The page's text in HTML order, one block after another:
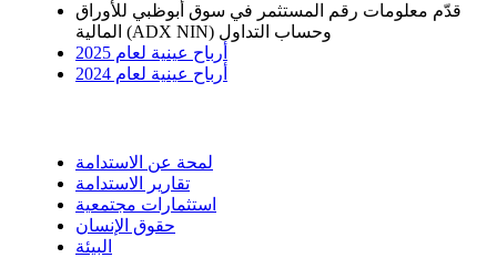
قدّم معلومات رقم المستثمر في سوق أبوظبي للأوراق
المالية (ADX NIN) وحساب التداول
أرباح عينية لعام 2025
أرباح عينية لعام 2024
لمحة عن الاستدامة
تقارير الاستدامة
استثمارات مجتمعية
حقوق الإنسان
البيئة